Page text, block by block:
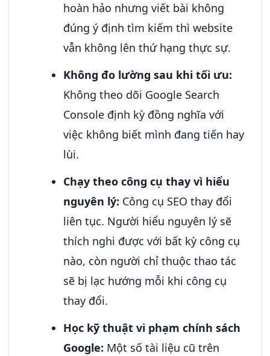
hoàn hảo nhưng viết bài không
đúng ý định tìm kiếm thì website
vẫn không lên thứ hạng thực sự.
Không đo lường sau khi tối ưu:
Không theo dõi Google Search
Console định kỳ đồng nghĩa với
việc không biết mình đang tiến hay
lùi.
Chạy theo công cụ thay vì hiểu
nguyên lý: Công cụ SEO thay đổi
liên tục. Người hiểu nguyên lý sẽ
thích nghi được với bất kỳ công cụ
nào, còn người chỉ thuộc thao tác
sẽ bị lạc hướng mỗi khi công cụ
thay đổi.
Học kỹ thuật vi phạm chính sách
Google: Một số tài liệu cũ trên